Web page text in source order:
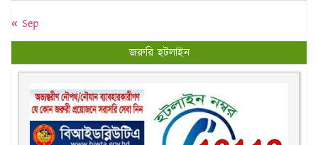
« Sep
জরুরি হটলাইন